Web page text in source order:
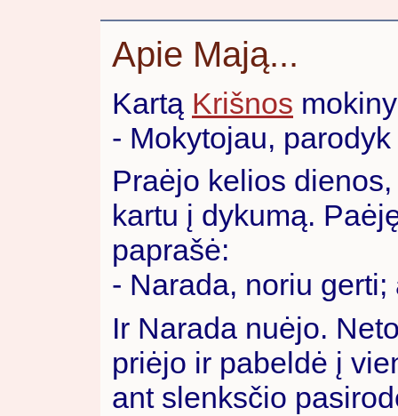
Apie Mają...
Kartą Krišnos
- Mokytojau,
Praėjo kelios
kartu į dykumą.
paprašė:
- Narada, noriu
Ir Narada nuėjo.
priėjo ir pabeldė į
ant slenksčio